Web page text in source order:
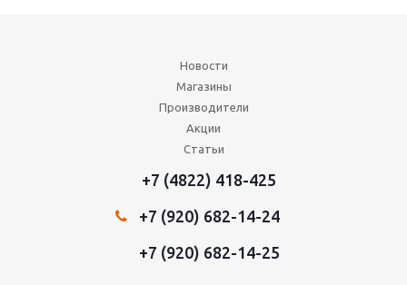
Новости
Магазины
Производители
Акции
Статьи
+7 (4822) 418-425
+7 (920) 682-14-24
+7 (920) 682-14-25